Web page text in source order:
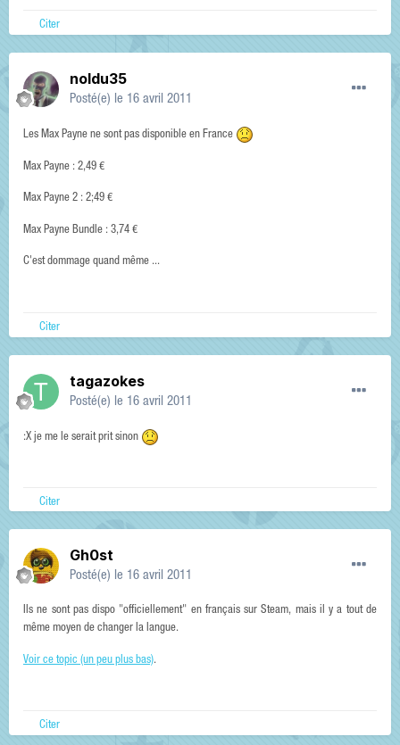
Citer
noldu35
Posté(e) le 16 avril 2011
Les Max Payne ne sont pas disponible en France
Max Payne : 2,49 €
Max Payne 2 : 2;49 €
Max Payne Bundle : 3,74 €
C'est dommage quand même ...
Citer
tagazokes
Posté(e) le 16 avril 2011
:X je me le serait prit sinon
Citer
Gh0st
Posté(e) le 16 avril 2011
Ils ne sont pas dispo "officiellement" en français sur Steam, mais il y a tout de
même moyen de changer la langue.
Voir ce topic (un peu plus bas).
Citer